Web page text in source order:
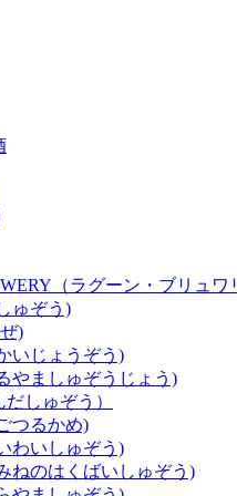
（ラグーン・ブリュワ
ゅぞう)
)
いじょうぞう)
やましゅぞうじょう)
しゅぞう）
つるかめ)
わいしゅぞう)
ねのはくばいしゅぞう)